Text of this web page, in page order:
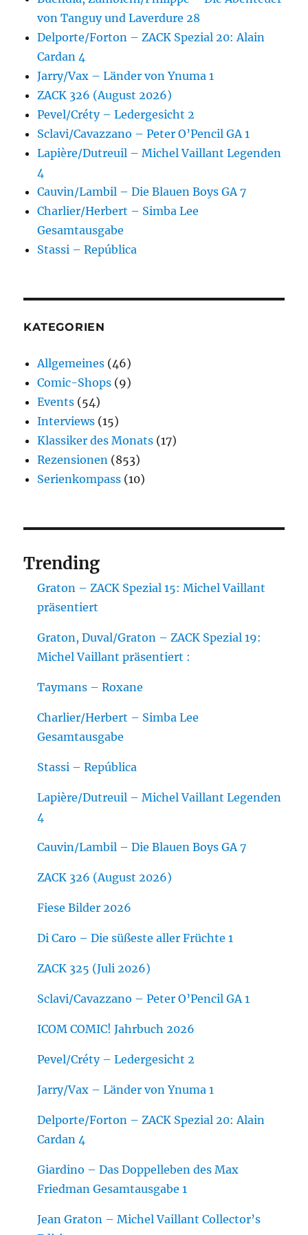
von Tanguy und Laverdure 28
Delporte/Forton – ZACK Spezial 20: Alain
Cardan 4
Jarry/Vax – Länder von Ynuma 1
ZACK 326 (August 2026)
Pevel/Créty – Ledergesicht 2
Sclavi/Cavazzano – Peter O’Pencil GA 1
Lapière/Dutreuil – Michel Vaillant Legenden
4
Cauvin/Lambil – Die Blauen Boys GA 7
Charlier/Herbert – Simba Lee
Gesamtausgabe
Stassi – República
KATEGORIEN
Allgemeines (46)
Comic-Shops (9)
Events (54)
Interviews (15)
Klassiker des Monats (17)
Rezensionen (853)
Serienkompass (10)
Trending
Graton – ZACK Spezial 15: Michel Vaillant
präsentiert
Graton, Duval/Graton – ZACK Spezial 19:
Michel Vaillant präsentiert :
Taymans – Roxane
Charlier/Herbert – Simba Lee
Gesamtausgabe
Stassi – República
Lapière/Dutreuil – Michel Vaillant Legenden
4
Cauvin/Lambil – Die Blauen Boys GA 7
ZACK 326 (August 2026)
Fiese Bilder 2026
Di Caro – Die süßeste aller Früchte 1
ZACK 325 (Juli 2026)
Sclavi/Cavazzano – Peter O’Pencil GA 1
ICOM COMIC! Jahrbuch 2026
Pevel/Créty – Ledergesicht 2
Jarry/Vax – Länder von Ynuma 1
Delporte/Forton – ZACK Spezial 20: Alain
Cardan 4
Giardino – Das Doppelleben des Max
Friedman Gesamtausgabe 1
Jean Graton – Michel Vaillant Collector’s